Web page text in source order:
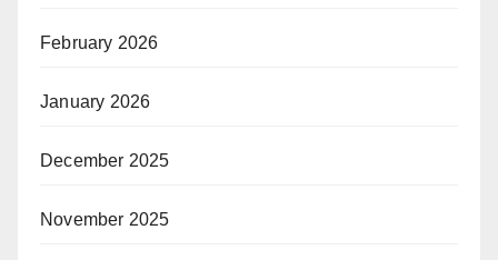
February 2026
January 2026
December 2025
November 2025